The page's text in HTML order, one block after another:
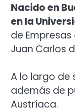
Nacido en
en la
de Empresas
Juan Carlos
A lo largo de
además de
Austríaca.